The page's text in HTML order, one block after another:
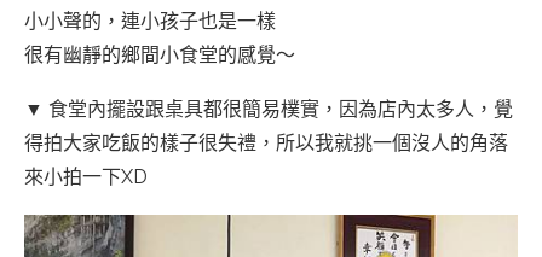
小小聲的，連小孩子也是一樣
很有幽靜的鄉間小食堂的感覺～
▼ 食堂內擺設跟桌具都很簡易樸實，因為店內太多人，覺
得拍大家吃飯的樣子很失禮，所以我就挑一個沒人的角落
來小拍一下XD